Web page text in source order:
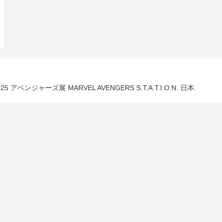
アベンジャーズ展 MARVEL AVENGERS S.T.A.T.I.O.N. 日本.